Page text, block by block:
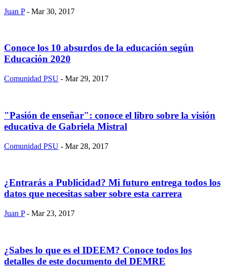
Juan P - Mar 30, 2017
Conoce los 10 absurdos de la educación según
Educación 2020
Comunidad PSU - Mar 29, 2017
"Pasión de enseñar": conoce el libro sobre la visión
educativa de Gabriela Mistral
Comunidad PSU - Mar 28, 2017
¿Entrarás a Publicidad? Mi futuro entrega todos los
datos que necesitas saber sobre esta carrera
Juan P - Mar 23, 2017
¿Sabes lo que es el IDEEM? Conoce todos los
detalles de este documento del DEMRE